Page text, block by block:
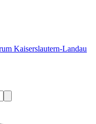
Kaiserslautern-Landau